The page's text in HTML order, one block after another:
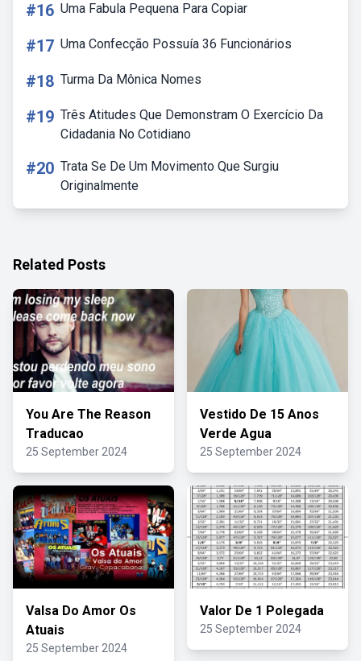
#16 Uma Fabula Pequena Para Copiar
#17 Uma Confecção Possuía 36 Funcionários
#18 Turma Da Mônica Nomes
#19 Três Atitudes Que Demonstram O Exercício Da
Cidadania No Cotidiano
#20 Trata Se De Um Movimento Que Surgiu
Originalmente
Related Posts
You Are The Reason
Traducao
25 September 2024
Vestido De 15 Anos
Verde Agua
25 September 2024
Valsa Do Amor Os
Atuais
25 September 2024
Valor De 1 Polegada
25 September 2024